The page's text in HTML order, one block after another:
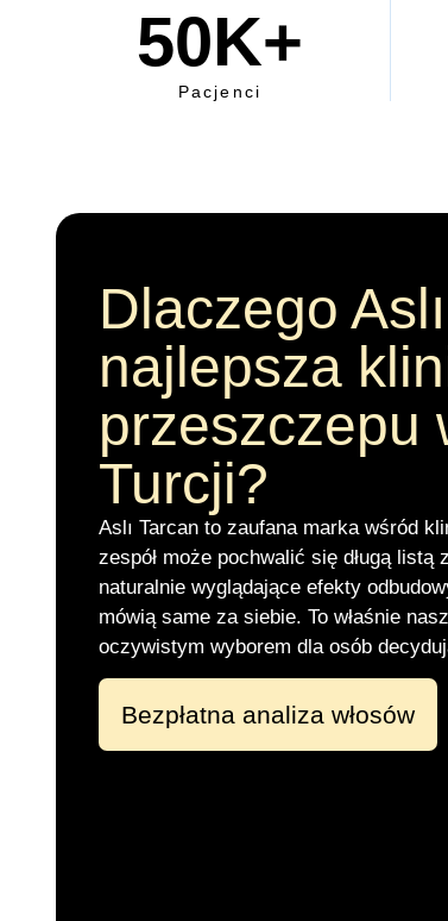
Pacjenci
50K+
Dlaczego
najlepsza
przeszczepu
Turcji?
Aslı Tarcan to zaufana marka wśród
zespół może pochwalić się długą
naturalnie wyglądające efekty
mówią same za siebie. To właśnie
oczywistym wyborem dla osób
Bezpłatna analiza włosów